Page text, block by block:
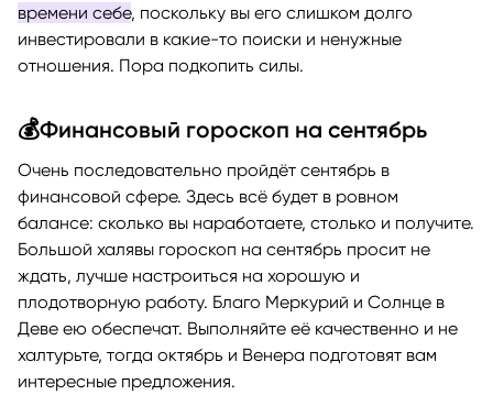
времени себе, поскольку вы его слишком долго
инвестировали в какие-то поиски и ненужные
отношения. Пора подкопить силы.
💰Финансовый гороскоп на сентябрь
Очень последовательно пройдёт сентябрь в
финансовой сфере. Здесь всё будет в ровном
балансе: сколько вы наработаете, столько и получите.
Большой халявы гороскоп на сентябрь просит не
ждать, лучше настроиться на хорошую и
плодотворную работу. Благо Меркурий и Солнце в
Деве ею обеспечат. Выполняйте её качественно и не
халтурьте, тогда октябрь и Венера подготовят вам
интересные предложения.